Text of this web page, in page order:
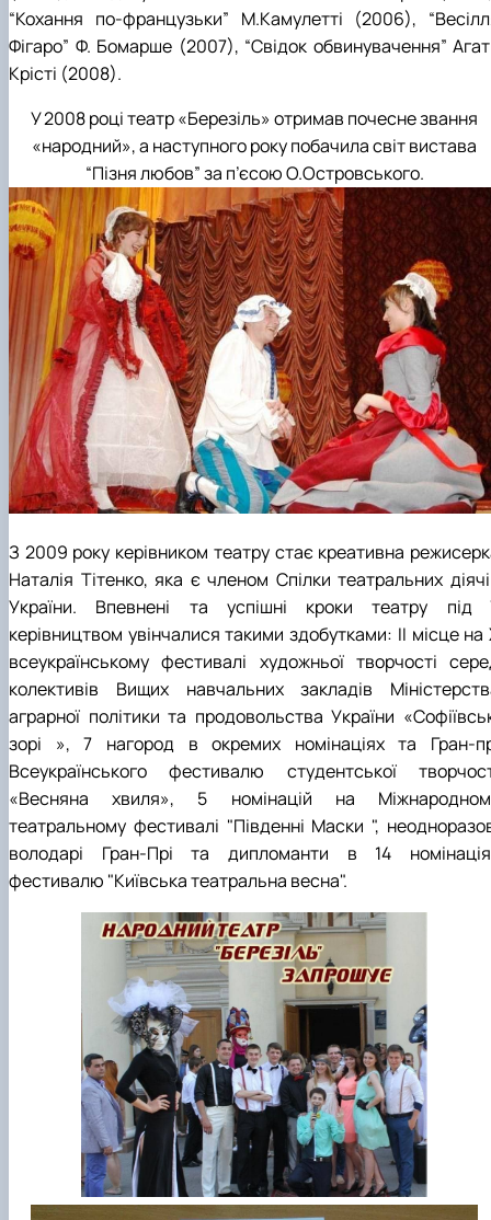
Гурток "Декоративна флористика"
Прес-студія "Ідеал"
Інструментальний ансамбль "Дивосвіт"
Мистецька студія "Вовняні мрії"
“Кохання по-французьки” М.Камулетті (2006),
Фігаро” Ф. Бомарше (2007), “Свідок обвинувачення”
Крісті (2008).
У 2008 році театр «Березіль» отримав почесне звання
«народний», а наступного року побачила світ вистава
“Пізня любов” за п’єсою О.Островського.
З 2009 року керівником театру стає креативна
Наталія Тітенко, яка є членом Спілки театральних
України. Впевнені та успішні кроки театру під
керівництвом увінчалися такими здобутками: ІІ місце на
всеукраїнському фестивалі художньої творчості
колективів Вищих навчальних закладів
аграрної політики та продовольства України
зорі », 7 нагород в окремих номінаціях та Гран-
Всеукраїнського фестивалю студентської
«Весняна хвиля», 5 номінацій на
театральному фестивалі "Південні Маски ",
володарі Гран-Прі та дипломанти в 14
фестивалю "Київська театральна весна".